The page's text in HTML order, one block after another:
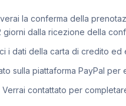
la conferma della
dalla ricezione della
i dati della carta di credito ed
sulla piattaforma PayPal per
Verrai contattato per